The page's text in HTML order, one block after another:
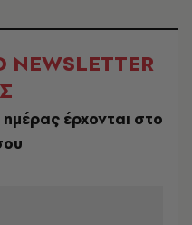
έρχονται στο